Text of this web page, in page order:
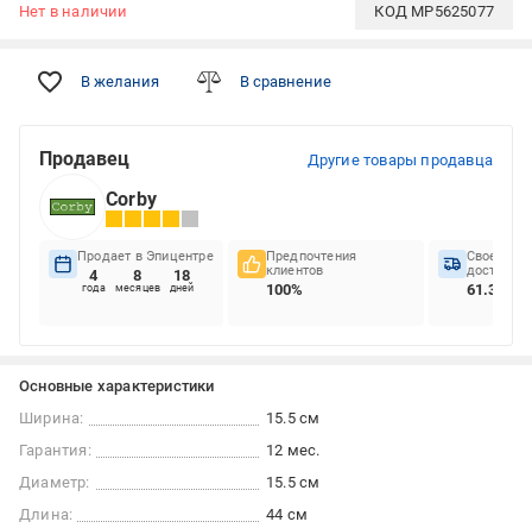
Нет в наличии КОД MP5625077
В желания В сравнение
Продавец Другие товары продавца
Corby
Продает в Эпицентре
4
года
8
месяцев
18
дней
Предпочтения
клиентов
100%
доставок
61.36%
Основные характеристики
Ширина:
15.5 см
Гарантия:
12 мес.
Диаметр:
15.5 см
Длина:
44 см